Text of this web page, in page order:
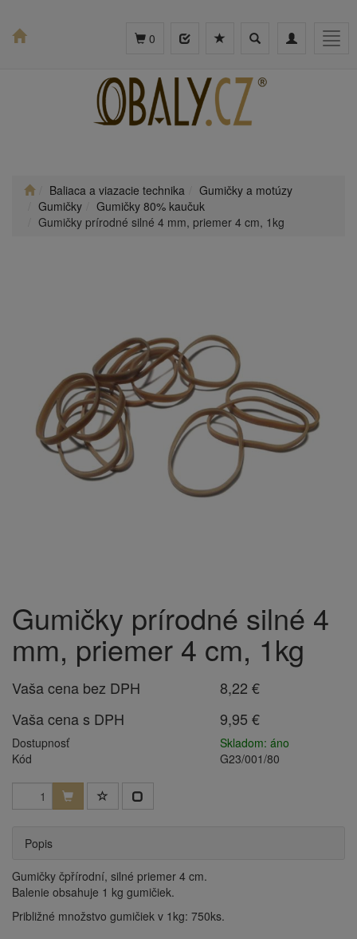
Toggle
Toggle
0
Baliaca a viazacie technika
Gumičky a motúzy
Gumičky
Gumičky 80% kaučuk
Gumičky prírodné silné 4 mm, priemer 4 cm, 1kg
Gumičky prírodné silné 4
mm, priemer 4 cm, 1kg
Vaša cena bez DPH
8,22 €
Vaša cena s DPH
9,95 €
Dostupnosť
Skladom: áno
Kód
G23/001/80
Popis
Gumičky čpřírodní, silné priemer 4 cm.
Balenie obsahuje 1 kg gumičiek.
Približné množstvo gumičiek v 1kg: 750ks.